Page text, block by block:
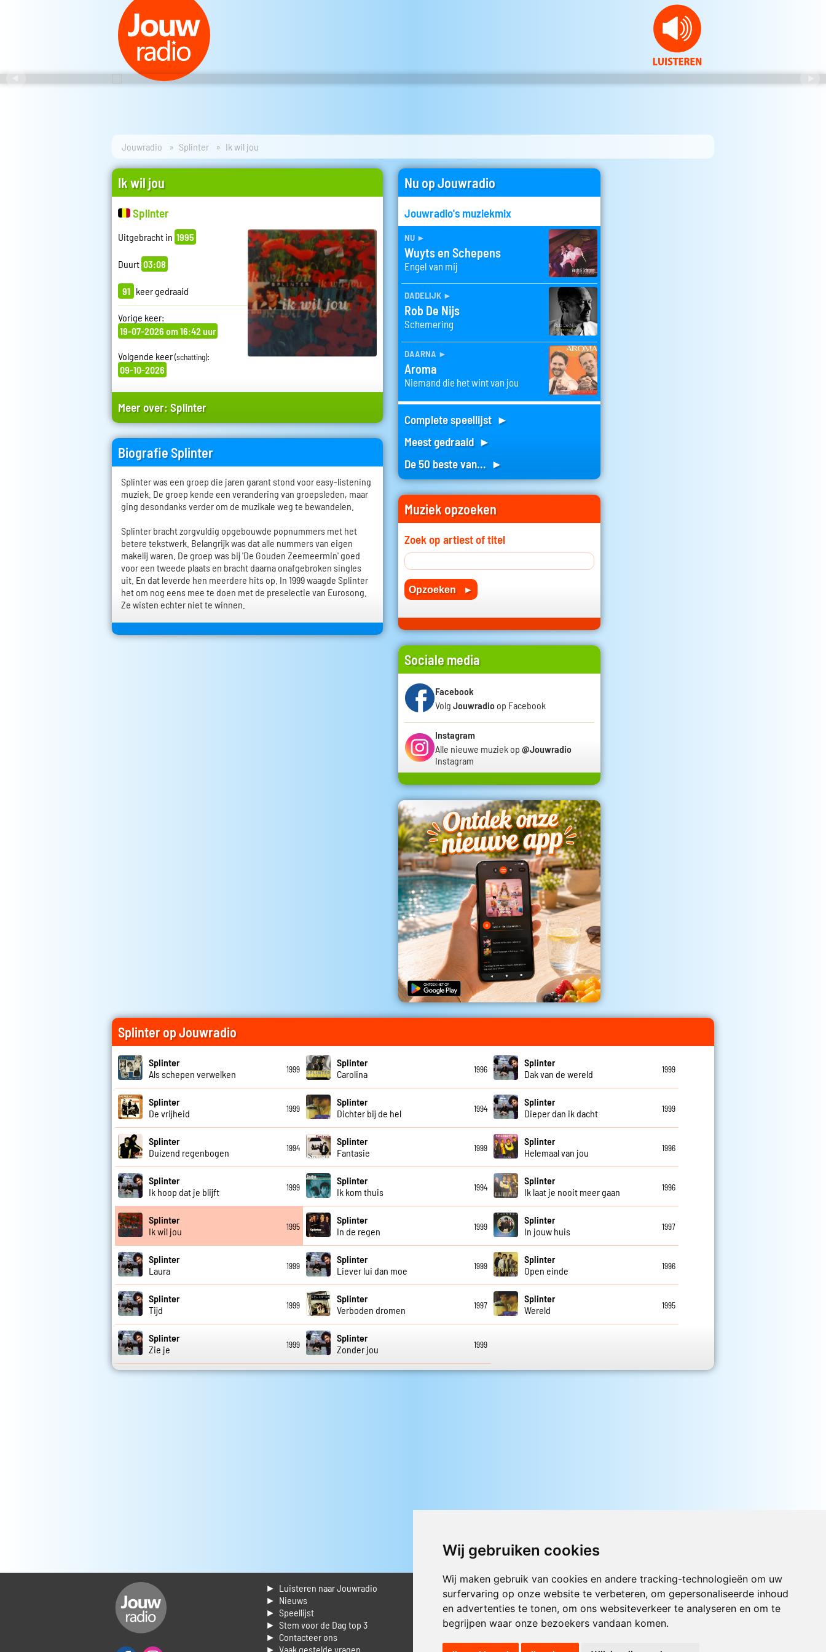
Wij gebruiken cookies
Wij maken gebruik van cookies en andere tracking-technologieën om uw
surfervaring op onze website te verbeteren, om gepersonaliseerde inhoud
en advertenties te tonen, om ons websiteverkeer te analyseren en om te
begrijpen waar onze bezoekers vandaan komen.
Jouwradio Splinter Ik wil jou
Ik wil jou
Splinter
Uitgebracht in 1995
Duurt 03:08
91 keer gedraaid
Vorige keer:
19-07-2026 om 16:42 uur
Volgende keer(schatting):
09-10-2026
Meer over:Splinter
Biografie Splinter
Splinter was een groep die jaren garant stond voor easy-listening
muziek. De groep kende een verandering van groepsleden, maar
ging desondanks verder om de muzikale weg te bewandelen.
Splinter bracht zorgvuldig opgebouwde popnummers met het
betere tekstwerk. Belangrijk was dat alle nummers van eigen
makelij waren. De groep was bij 'De Gouden Zeemeermin' goed
voor een tweede plaats en bracht daarna onafgebroken singles
uit. En dat leverde hen meerdere hits op. In 1999 waagde Splinter
het om nog eens mee te doen met de preselectie van Eurosong.
Ze wisten echter niet te winnen.
Nu op Jouwradio
Jouwradio's muziekmix
nu ►
Wuyts en Schepens
Engel van mij
dadelijk ►
Rob De Nijs
Schemering
daarna ►
Aroma
Niemand die het wint van jou
Complete speellijst ►
Meest gedraaid ►
De 50 beste van... ►
Muziek opzoeken
Zoek op artiest of titel
Sociale media
Facebook
Volg Jouwradio op Facebook
Instagram
Alle nieuwe muziek op @Jouwradio
Instagram
Splinter op Jouwradio
Splinter
Als schepen verwelken
1999
Splinter
Carolina
1996
Splinter
Dak van de wereld
1999
Splinter
De vrijheid
1999
Splinter
Dichter bij de hel
1994
Splinter
Dieper dan ik dacht
1999
Splinter
Duizend regenbogen
1994
Splinter
Fantasie
1999
Splinter
Helemaal van jou
1996
Splinter
Ik hoop dat je blijft
1999
Splinter
Ik kom thuis
1994
Splinter
Ik laat je nooit meer gaan
1996
Splinter
Ik wil jou
1995
Splinter
In de regen
1999
Splinter
In jouw huis
1997
Splinter
Laura
1999
Splinter
Liever lui dan moe
1999
Splinter
Open einde
1996
Splinter
Tijd
1999
Splinter
Verboden dromen
1997
Splinter
Wereld
1995
Splinter
Zie je
1999
Splinter
Zonder jou
1999
► Luisteren naar Jouwradio
► Nieuws
► Speellijst
► Stem voor de Dag top 3
► Contacteer ons
► Vaak gestelde vragen
► Livestream informatie
► Muziek opzoeken
► Vlaamse 100 Aller tijden
► De 50 beste van...
► Cookie voorkeuren wijzigen
Luister nu naar Jouwradio! De beste
Nederlandstalige muziek uit de lage
landen hoor je hier al 20 jaar. In
digitale kwaliteit op je laptop, tablet